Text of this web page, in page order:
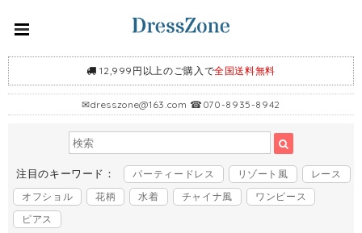
12,999円以上のご購入で全国送料無料
✉dresszone@163.com ☎070-8935-8942
注目のキーワード： パーティードレス リゾート風
レース
オフショル
花柄 水着 チャイナ風
ワンピース
ピアス